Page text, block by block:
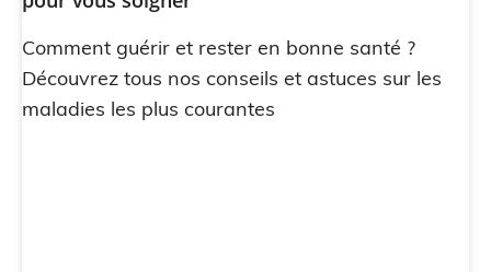
Comment guérir et rester en bonne santé ?
Découvrez tous nos conseils et astuces sur les
maladies les plus courantes